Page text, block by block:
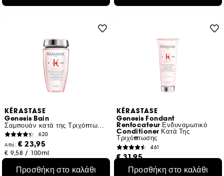
KÉRASTASE
Genesis Bain
Σαμπουάν κατά της Τριχόπτωσης για Λιπαρά / Λεπτά Μαλλιά
620
Από:€ 23,95
€ 9,58 / 100ml
3 μεγέθη
Προσθήκη στο καλάθι
KÉRASTASE
Genesis Fondant
Renfocateur Ενδυναμωτικό
Conditioner Κατά Της
Τριχόπτωσης
461
€ 31,95
€ 15,98 100ml
Προσθήκη στο καλάθι